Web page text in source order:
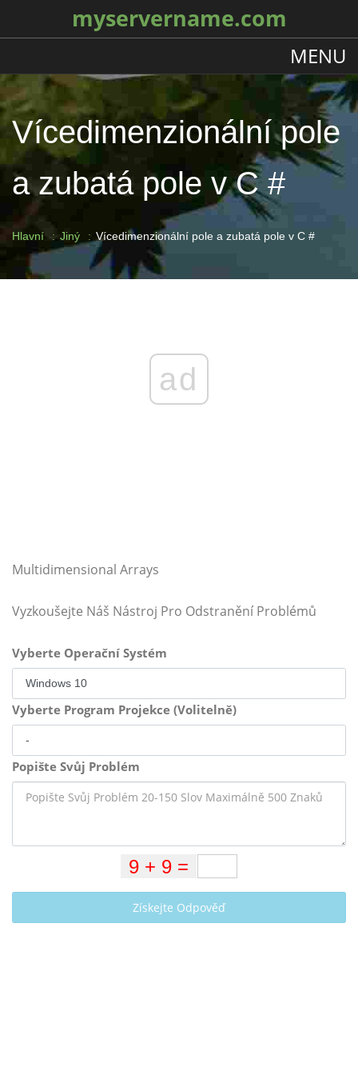
myservername.com
MENU
Vícedimenzionální pole
a zubatá pole v C #
Hlavní Jiný Vícedimenzionální pole a zubatá pole v C #
ad
Multidimensional Arrays
Vyzkoušejte Náš Nástroj Pro Odstranění Problémů
Vyberte Operační Systém
Vyberte Program Projekce (Volitelně)
Popište Svůj Problém
Získejte Odpověď